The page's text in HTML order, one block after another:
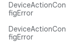
DeviceActionCon
figError
DeviceActionCon
figError